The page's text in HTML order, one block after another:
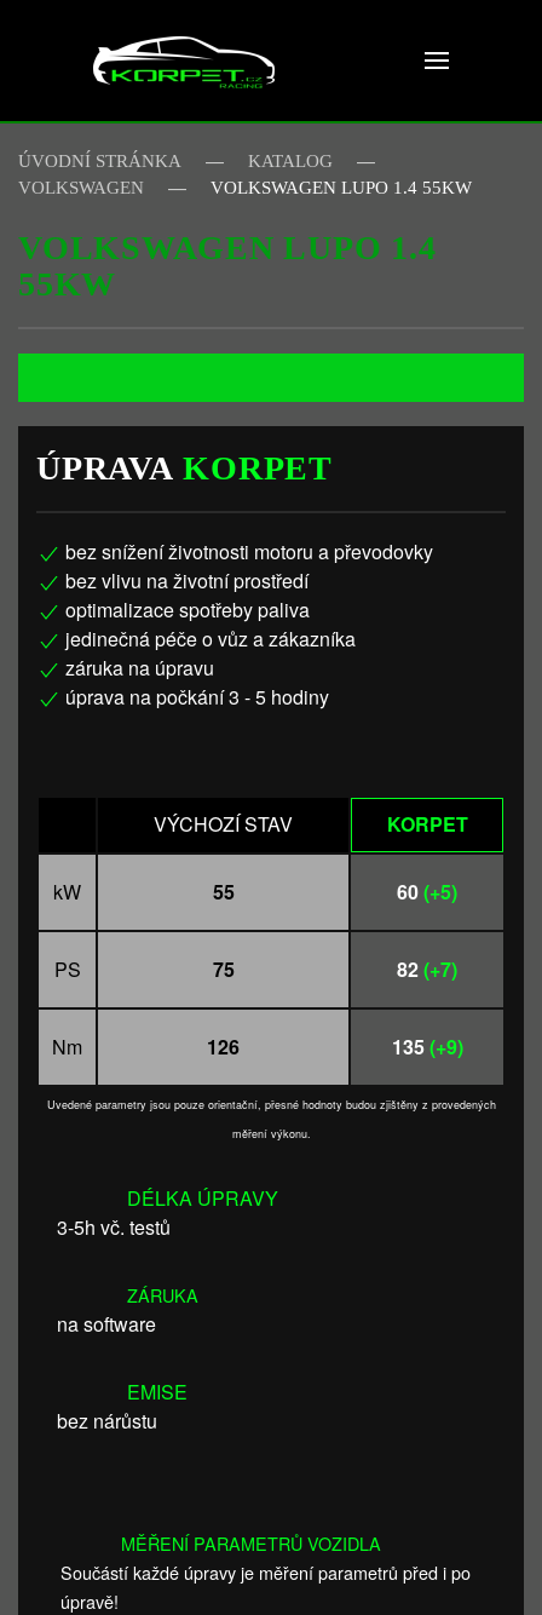
Skip to main content
ÚVODNÍ STRÁNKA
KATALOG
VOLKSWAGEN
VOLKSWAGEN LUPO 1.4 55KW
VOLKSWAGEN LUPO 1.4
55KW
ÚPRAVAKORPET
bez snížení životnosti motoru a převodovky
bez vlivu na životní prostředí
optimalizace spotřeby paliva
jedinečná péče o vůz a zákazníka
záruka na úpravu
úprava na počkání 3 - 5 hodiny
VÝCHOZÍ STAV KORPET
kW 55 60(+5)
PS 75 82(+7)
Nm 126 135(+9)
Uvedené parametry jsou pouze orientační, přesné hodnoty budou zjištěny z provedených
měření výkonu.
DÉLKA ÚPRAVY
3-5h vč. testů
ZÁRUKA
na software
EMISE
bez nárůstu
MĚŘENÍ PARAMETRŮ VOZIDLA
Součástí každé úpravy je měření parametrů před i po
úpravě!